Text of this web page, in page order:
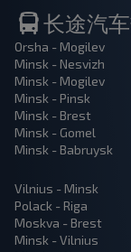
长途汽
Orsha - Mogilev
Minsk - Nesvizh
Minsk - Mogilev
Minsk - Pinsk
Minsk - Brest
Minsk - Gomel
Minsk - Babruysk
Vilnius - Minsk
Polack - Riga
Moskva - Brest
Minsk - Vilnius